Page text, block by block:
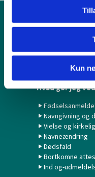
Kun
Børn & Unge
Konfirmation/
Minikonfirmander
Hvad gør jeg
Navngivning og
Vielse og
Navneændring
Dødsfald
Bortkomne
Ind og-